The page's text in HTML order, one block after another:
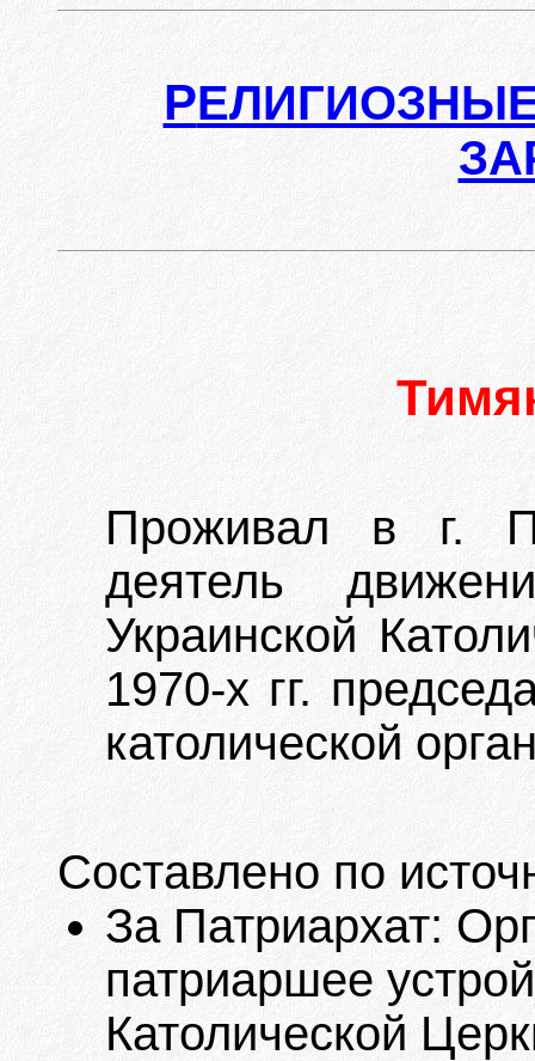
Р
Проживал в г.
деятель
Украинской
1970-х гг.
католической
Составлено по
За Патриархат:
патриаршее
Католической